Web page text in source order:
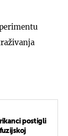
postigli